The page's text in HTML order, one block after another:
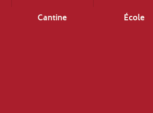
Cantine École